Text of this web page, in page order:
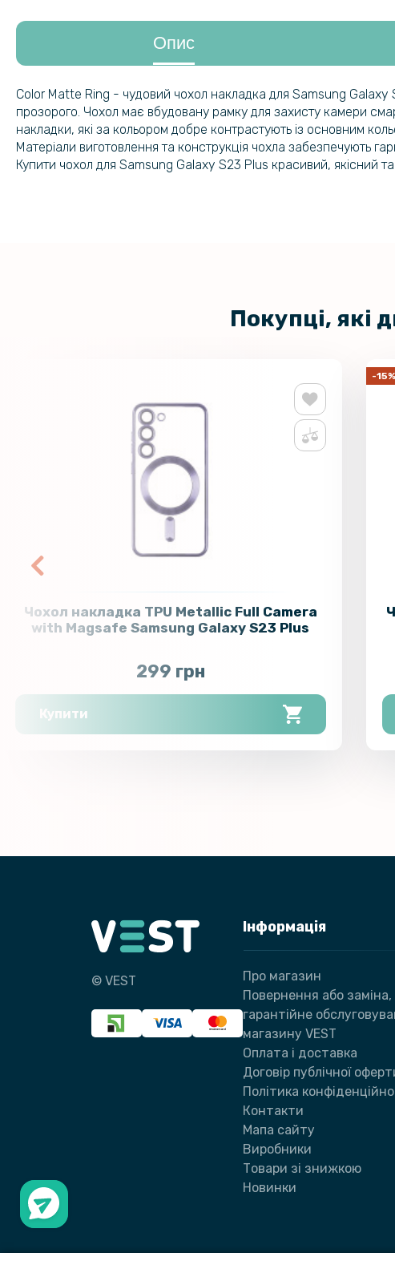
Опис
Color Matte Ring - чудовий чохол накладка для Samsung Galaxy
прозорого. Чохол має вбудовану рамку для захисту камери
накладки, які за кольором добре контрастують із основним
Матеріали виготовлення та конструкція чохла забезпечують
Купити чохол для Samsung Galaxy S23 Plus красивий, якісний
Покупці, які
Чохол накладка TPU Metallic Full Camera
with Magsafe Samsung Galaxy S23 Plus
299 грн
Купити
-15%
© VEST
Інформація
Про магазин
Повернення або заміна,
гарантійне
магазину VEST
Оплата і доставка
Договір публічної
Політика
Контакти
Мапа сайту
Виробники
Товари зі знижкою
Новинки